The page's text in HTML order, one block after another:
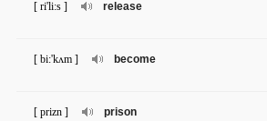
release
[ ri'li:s ]
become
[ bi:'kʌm ]
prison
[ prizn ]